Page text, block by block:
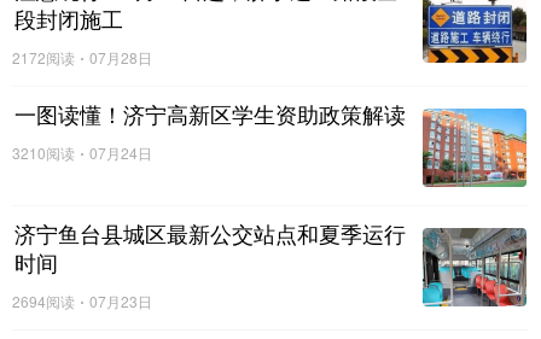
2026年5月70个大中城市二手住宅销售价格指数
段封闭施工
2172阅读 07月28日
一图读懂！济宁高新区学生资助政策解读
3210阅读 07月24日
济宁鱼台县城区最新公交站点和夏季运行
时间
2694阅读 07月23日